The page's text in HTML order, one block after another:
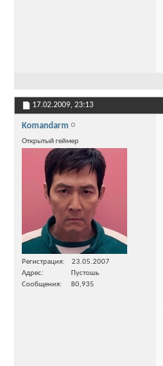
17.02.2009, 23:13
Komandarm
Открытый геймер
Регистрация
23.05.2007
Адрес
Пустошь
Сообщения
80,935